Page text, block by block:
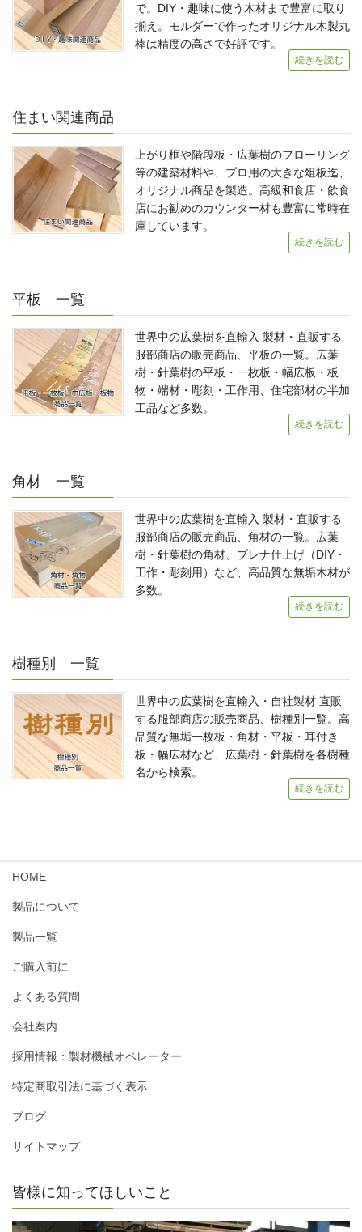
で。DIY・趣味に使う木材まで豊富に取り
揃え。モルダーで作ったオリジナル木製丸
棒は精度の高さで好評です。
続きを読む
住まい関連商品
上がり框や階段板・広葉樹のフローリング
等の建築材料や、プロ用の大きな俎板迄、
オリジナル商品を製造。高級和食店・飲食
店にお勧めのカウンター材も豊富に常時在
庫しています。
続きを読む
平板 一覧
世界中の広葉樹を直輸入 製材・直販する
服部商店の販売商品、平板の一覧。広葉
樹・針葉樹の平板・一枚板・幅広板・板
物・端材・彫刻・工作用、住宅部材の半加
工品など多数。
続きを読む
角材 一覧
世界中の広葉樹を直輸入 製材・直販する
服部商店の販売商品、角材の一覧。広葉
樹・針葉樹の角材、プレナ仕上げ（DIY・
工作・彫刻用）など、高品質な無垢木材が
多数。
続きを読む
樹種別 一覧
世界中の広葉樹を直輸入・自社製材 直販
する服部商店の販売商品、樹種別一覧。高
品質な無垢一枚板・角材・平板・耳付き
板・幅広材など、広葉樹・針葉樹を各樹種
名から検索。
続きを読む
HOME
製品について
製品一覧
ご購入前に
よくある質問
会社案内
採用情報：製材機械オペレーター
特定商取引法に基づく表示
ブログ
サイトマップ
皆様に知ってほしいこと